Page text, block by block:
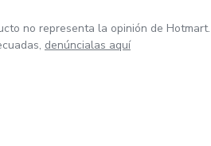
no representa la opinión de Hotmart.
denúncialas aquí